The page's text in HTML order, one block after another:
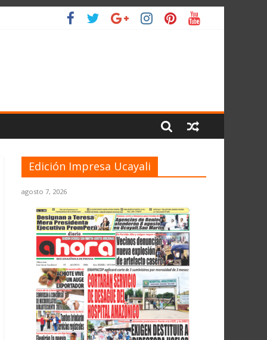
Edición Impresa Ucayali
agosto 7, 2026